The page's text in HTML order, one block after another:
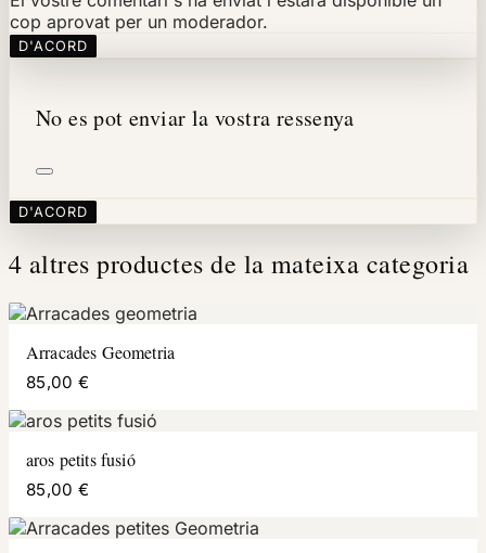
cop aprovat per un moderador.
D'ACORD
No es pot enviar la vostra ressenya
D'ACORD
4 altres productes de la mateixa categoria
Arracades Geometria
85,00 €
aros petits fusió
85,00 €